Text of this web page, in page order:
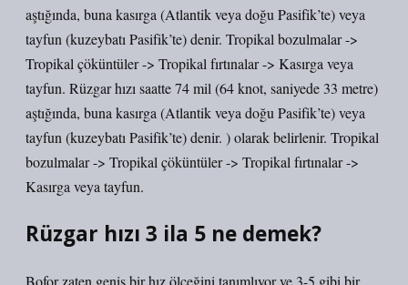
aştığında, buna kasırga (Atlantik veya doğu Pasifik’te) veya
tayfun (kuzeybatı Pasifik’te) denir. Tropikal bozulmalar ->
Tropikal çöküntüler -> Tropikal fırtınalar -> Kasırga veya
tayfun. Rüzgar hızı saatte 74 mil (64 knot, saniyede 33 metre)
aştığında, buna kasırga (Atlantik veya doğu Pasifik’te) veya
tayfun (kuzeybatı Pasifik’te) denir. ) olarak belirlenir. Tropikal
bozulmalar -> Tropikal çöküntüler -> Tropikal fırtınalar ->
Kasırga veya tayfun.
Rüzgar hızı 3 ila 5 ne demek?
Bofor zaten geniş bir hız ölçeğini tanımlıyor ve 3-5 gibi bir